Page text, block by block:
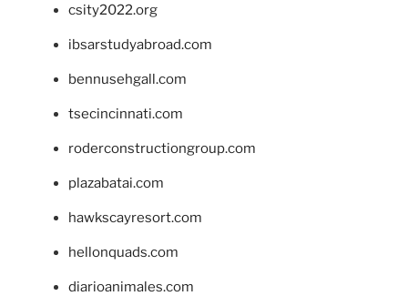
csity2022.org
ibsarstudyabroad.com
bennusehgall.com
tsecincinnati.com
roderconstructiongroup.com
plazabatai.com
hawkscayresort.com
hellonquads.com
diarioanimales.com